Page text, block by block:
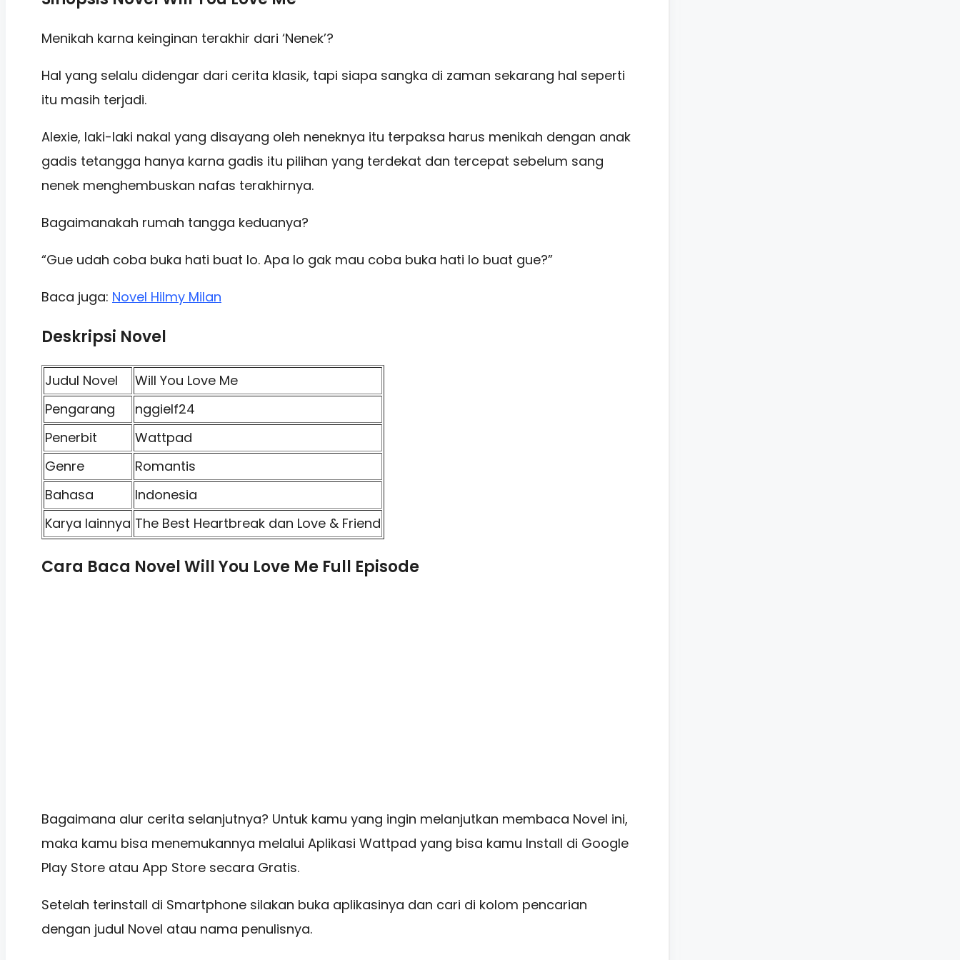
Menikah karna keinginan terakhir dari ‘Nenek’?
Hal yang selalu didengar dari cerita klasik, tapi siapa sangka di zaman sekarang hal seperti
itu masih terjadi.
Alexie, laki-laki nakal yang disayang oleh neneknya itu terpaksa harus menikah dengan anak
gadis tetangga hanya karna gadis itu pilihan yang terdekat dan tercepat sebelum sang
nenek menghembuskan nafas terakhirnya.
Bagaimanakah rumah tangga keduanya?
“Gue udah coba buka hati buat lo. Apa lo gak mau coba buka hati lo buat gue?”
Baca juga: Novel Hilmy Milan
Deskripsi Novel
Judul Novel
Will You Love Me
Pengarang
nggielf24
Penerbit
Wattpad
Genre
Romantis
Bahasa
Indonesia
Karya lainnya The Best Heartbreak dan Love & Friend
Cara Baca Novel Will You Love Me Full Episode
Bagaimana alur cerita selanjutnya? Untuk kamu yang ingin melanjutkan membaca Novel ini,
maka kamu bisa menemukannya melalui Aplikasi Wattpad yang bisa kamu Install di Google
Play Store atau App Store secara Gratis.
Setelah terinstall di Smartphone silakan buka aplikasinya dan cari di kolom pencarian
dengan judul Novel atau nama penulisnya.